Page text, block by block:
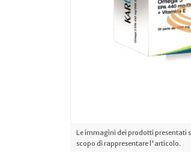
Le immagini dei prodotti presentati
scopo di rappresentare l'articolo.